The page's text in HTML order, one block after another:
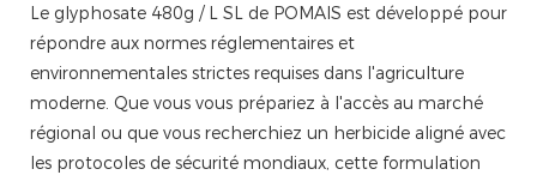
Le glyphosate 480g / L SL de POMAIS est développé pour
répondre aux normes réglementaires et
environnementales strictes requises dans l'agriculture
moderne. Que vous vous prépariez à l'accès au marché
régional ou que vous recherchiez un herbicide aligné avec
les protocoles de sécurité mondiaux, cette formulation